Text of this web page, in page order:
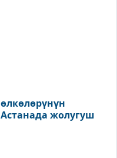
жолугуш